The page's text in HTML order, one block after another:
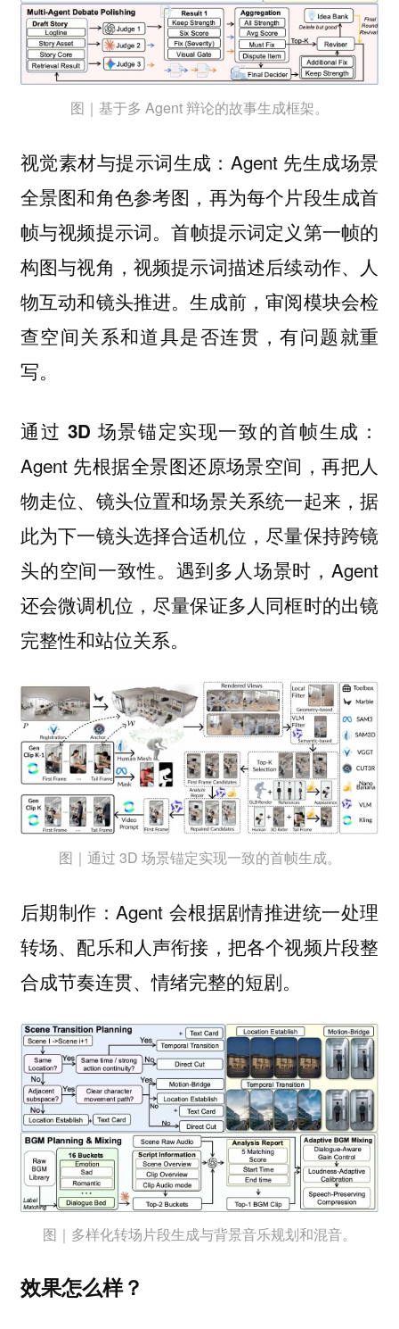
图｜基于多 Agent 辩论的故事生成框架。
视觉素材与提示词生成： Agent 先生成场景
全景图和角色参考图，再为每个片段生成首
帧与视频提示词。首帧提示词定义第一帧的
构图与视角，视频提示词描述后续动作、人
物互动和镜头推进。生成前，审阅模块会检
查空间关系和道具是否连贯，有问题就重
写。
通过 3D 场景锚定实现一致的首帧生成：
Agent 先根据全景图还原场景空间 ，再把人
物走位、镜头位置和场景关系统一起来，据
此为下一镜头选择合适机位，尽量保持跨镜
头的空间一致性。遇到多人场景时，Agent
还会微调机位，尽量保证多人同框时的出镜
完整性和站位关系。
图｜通过 3D 场景锚定实现一致的首帧生成。
后期制作：Agent 会根据剧情推进统一处理
转场、配乐和人声衔接，把各个视频片段整
合成节奏连贯、情绪完整的短剧。
图｜多样化转场片段生成与背景音乐规划和混音。
效果怎么样？